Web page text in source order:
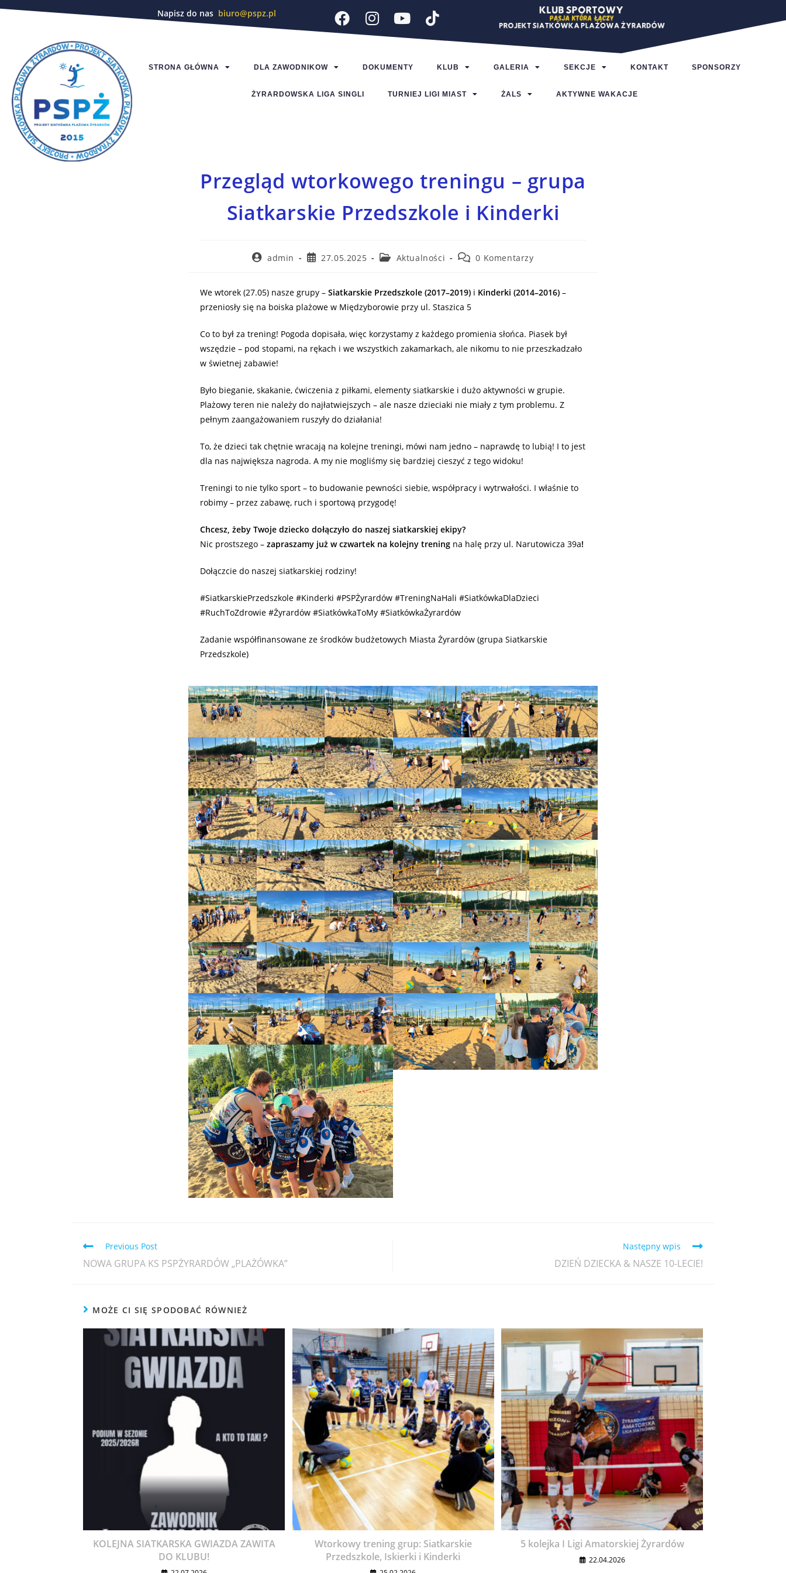
Napisz do nas biuro@pspz.pl
STRONA GŁÓWNA DLA ZAWODNIKOW DOKUMENTY KLUB GALERIA SEKCJE KONTAKT SPONSORZY
ŻYRARDOWSKA LIGA SINGLI TURNIEJ LIGI MIAST ŻALS AKTYWNE WAKACJE
Przegląd wtorkowego treningu – grupa
Siatkarskie Przedszkole i Kinderki
admin 27.05.2025 Aktualności 0 Komentarzy
We wtorek (27.05) nasze grupy – Siatkarskie Przedszkole (2017–2019) i Kinderki (2014–2016) –
przeniosły się na boiska plażowe w Międzyborowie przy ul. Staszica 5
Co to był za trening! Pogoda dopisała, więc korzystamy z każdego promienia słońca. Piasek był
wszędzie – pod stopami, na rękach i we wszystkich zakamarkach, ale nikomu to nie przeszkadzało
w świetnej zabawie!
Było bieganie, skakanie, ćwiczenia z piłkami, elementy siatkarskie i dużo aktywności w grupie.
Plażowy teren nie należy do najłatwiejszych – ale nasze dzieciaki nie miały z tym problemu. Z
pełnym zaangażowaniem ruszyły do działania!
To, że dzieci tak chętnie wracają na kolejne treningi, mówi nam jedno – naprawdę to lubią! I to jest
dla nas największa nagroda. A my nie mogliśmy się bardziej cieszyć z tego widoku!
Treningi to nie tylko sport – to budowanie pewności siebie, współpracy i wytrwałości. I właśnie to
robimy – przez zabawę, ruch i sportową przygodę!
Chcesz, żeby Twoje dziecko dołączyło do naszej siatkarskiej ekipy?
Nic prostszego – zapraszamy już w czwartek na kolejny trening na halę przy ul. Narutowicza 39a!
Dołączcie do naszej siatkarskiej rodziny!
#SiatkarskiePrzedszkole #Kinderki #PSPŻyrardów #TreningNaHali #SiatkówkaDlaDzieci
#RuchToZdrowie #Żyrardów #SiatkówkaToMy #SiatkówkaŻyrardów
Zadanie współfinansowane ze środków budżetowych Miasta Żyrardów (grupa Siatkarskie
Przedszkole)
Previous Post
NOWA GRUPA KS PSPŻYRARDÓW „PLAŻÓWKA”
Następny wpis
DZIEŃ DZIECKA & NASZE 10-LECIE!
MOŻE CI SIĘ SPODOBAĆ RÓWNIEŻ
KOLEJNA SIATKARSKA GWIAZDA ZAWITA
DO KLUBU!
Wtorkowy trening grup: Siatkarskie
Przedszkole, Iskierki i Kinderki
5 kolejka I Ligi Amatorskiej Żyrardów
22.04.2026